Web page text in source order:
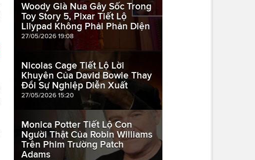
Woody Già Nua Gây Sốc Trong
Toy Story 5, Pixar Tiết Lộ
Lilypad Không Phải Phản Diện
27/05/2026 19:08
Nicolas Cage Tiết Lộ Lời
Khuyên Của David Bowie Thay
Đổi Sự Nghiệp Diễn Xuất
27/05/2026 15:20
Monica Potter Tiết Lộ Con
Người Thật Của Robin Williams
Trên Phim Trường Patch
Adams